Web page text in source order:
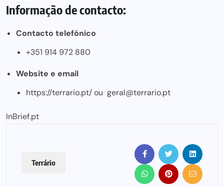
Informação de contacto:
Contacto telefónico
+351 914 972 880
Website e email
https://terrario.pt/ou geral@terrario.pt
InBrief.pt
Terrário